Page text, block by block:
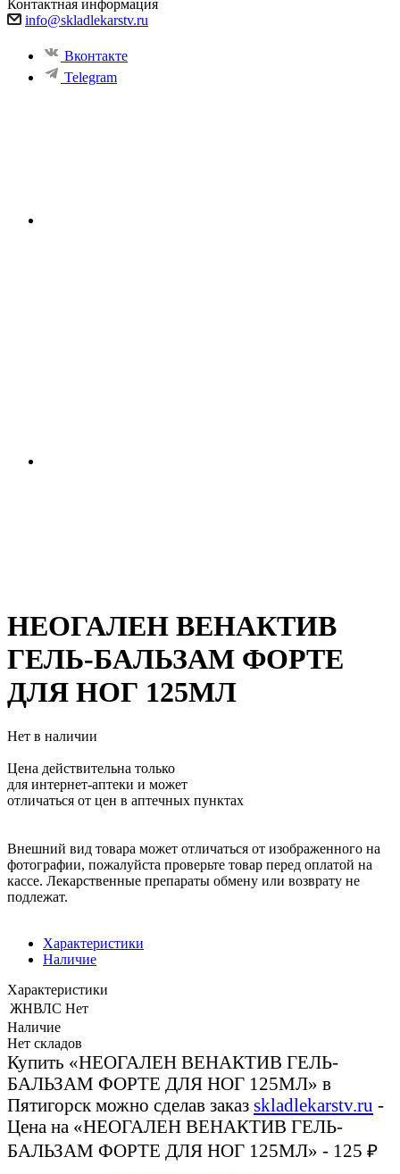
Контактная информация
info@skladlekarstv.ru
Вконтакте
Telegram
НЕОГАЛЕН ВЕНАКТИВ
ГЕЛЬ-БАЛЬЗАМ ФОРТЕ
ДЛЯ НОГ 125МЛ
Нет в наличии
Цена действительна только
для интернет-аптеки и может
отличаться от цен в аптечных пунктах
Внешний вид товара может отличаться от изображенного на
фотографии, пожалуйста проверьте товар перед оплатой на
кассе. Лекарственные препараты обмену или возврату не
подлежат.
Характеристики
Наличие
Характеристики
ЖНВЛС Нет
Наличие
Нет складов
Купить «НЕОГАЛЕН ВЕНАКТИВ ГЕЛЬ-
БАЛЬЗАМ ФОРТЕ ДЛЯ НОГ 125МЛ» в
Пятигорск можно сделав заказ skladlekarstv.ru -
Цена на «НЕОГАЛЕН ВЕНАКТИВ ГЕЛЬ-
БАЛЬЗАМ ФОРТЕ ДЛЯ НОГ 125МЛ» - 125 ₽